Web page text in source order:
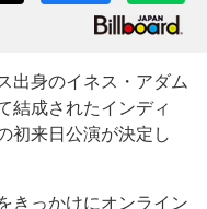
出身のイネス・アダム
結成されたインディ
初来日公演が決定し
きっかけにオンライン